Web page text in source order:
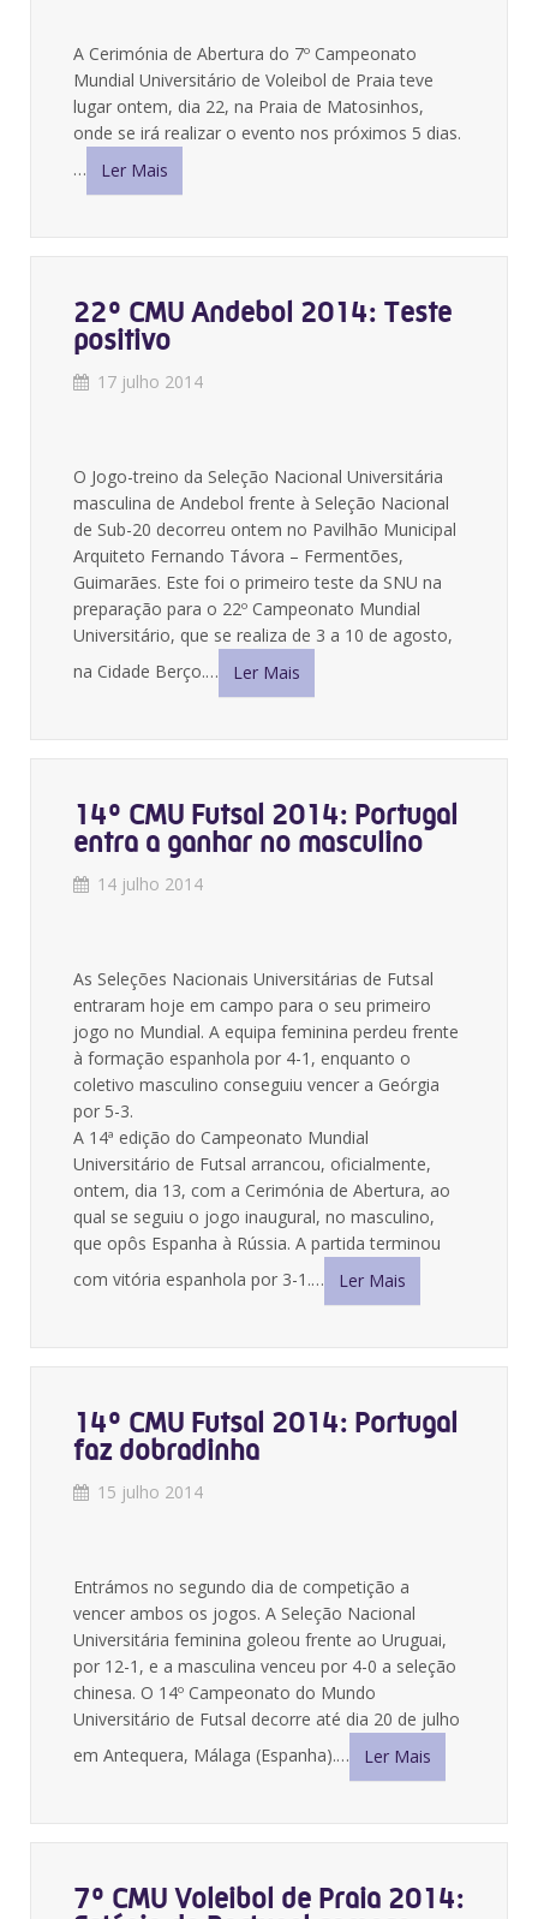
A Cerimónia de Abertura do 7º Campeonato
Mundial Universitário de Voleibol de Praia teve
lugar ontem, dia 22, na Praia de Matosinhos,
onde se irá realizar o evento nos próximos 5 dias.
…
Ler Mais
22º CMU Andebol 2014: Teste
positivo
17 julho 2014
O Jogo-treino da Seleção Nacional Universitária
masculina de Andebol frente à Seleção Nacional
de Sub-20 decorreu ontem no Pavilhão Municipal
Arquiteto Fernando Távora – Fermentões,
Guimarães. Este foi o primeiro teste da SNU na
preparação para o 22º Campeonato Mundial
Universitário, que se realiza de 3 a 10 de agosto,
na Cidade Berço.…
Ler Mais
14º CMU Futsal 2014: Portugal
entra a ganhar no masculino
14 julho 2014
As Seleções Nacionais Universitárias de Futsal
entraram hoje em campo para o seu primeiro
jogo no Mundial. A equipa feminina perdeu frente
à formação espanhola por 4-1, enquanto o
coletivo masculino conseguiu vencer a Geórgia
por 5-3.
A 14ª edição do Campeonato Mundial
Universitário de Futsal arrancou, oficialmente,
ontem, dia 13, com a Cerimónia de Abertura, ao
qual se seguiu o jogo inaugural, no masculino,
que opôs Espanha à Rússia. A partida terminou
com vitória espanhola por 3-1.…
Ler Mais
14º CMU Futsal 2014: Portugal
faz dobradinha
15 julho 2014
Entrámos no segundo dia de competição a
vencer ambos os jogos. A Seleção Nacional
Universitária feminina goleou frente ao Uruguai,
por 12-1, e a masculina venceu por 4-0 a seleção
chinesa. O 14º Campeonato do Mundo
Universitário de Futsal decorre até dia 20 de julho
em Antequera, Málaga (Espanha).…
Ler Mais
7º CMU Voleibol de Praia 2014: